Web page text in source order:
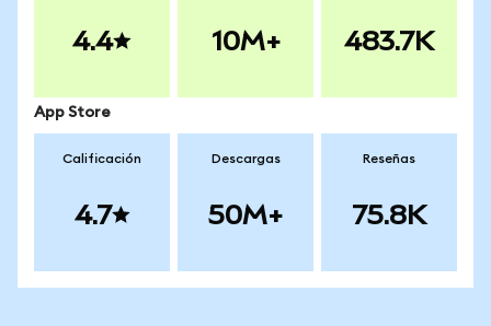
4.4 10M+ 483.7K
App Store
Calificación
4.7
Descargas
50M+
Reseñas
75.8K